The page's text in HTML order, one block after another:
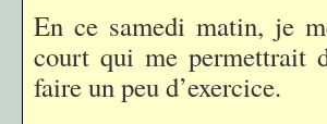
En ce samedi matin, je
court qui me permettrait
faire un peu d’exercice.